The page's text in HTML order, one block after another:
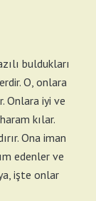
buldukları
O, onlara
Onlara iyi ve
kılar.
Ona iman
edenler ve
işte onlar